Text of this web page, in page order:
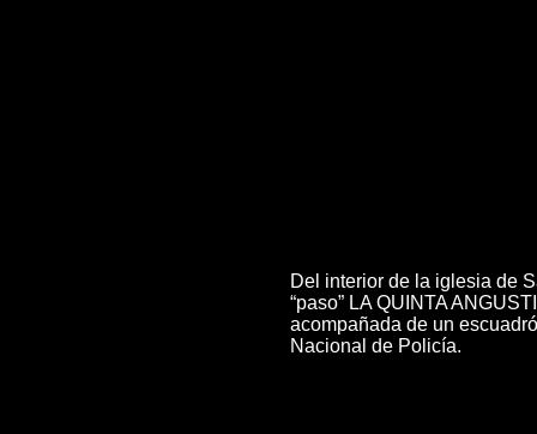
Del interior de la iglesia de
“paso” LA QUINTA
acompañada de un
Nacional de Policía.